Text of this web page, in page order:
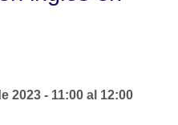
2023 - 11:00 al 12:00